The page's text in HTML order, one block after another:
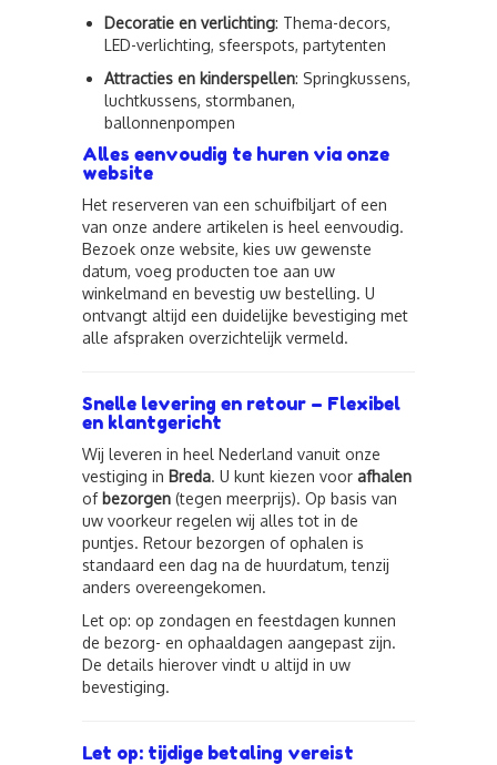
Decoratie en verlichting: Thema-decors,
LED-verlichting, sfeerspots, partytenten
Attracties en kinderspellen: Springkussens,
luchtkussens, stormbanen,
ballonnenpompen
Alles eenvoudig te huren via onze
website
Het reserveren van een schuifbiljart of een
van onze andere artikelen is heel eenvoudig.
Bezoek onze website, kies uw gewenste
datum, voeg producten toe aan uw
winkelmand en bevestig uw bestelling. U
ontvangt altijd een duidelijke bevestiging met
alle afspraken overzichtelijk vermeld.
Snelle levering en retour – Flexibel
en klantgericht
Wij leveren in heel Nederland vanuit onze
vestiging in Breda. U kunt kiezen voor afhalen
of bezorgen (tegen meerprijs). Op basis van
uw voorkeur regelen wij alles tot in de
puntjes. Retour bezorgen of ophalen is
standaard een dag na de huurdatum, tenzij
anders overeengekomen.
Let op: op zondagen en feestdagen kunnen
de bezorg- en ophaaldagen aangepast zijn.
De details hierover vindt u altijd in uw
bevestiging.
Let op: tijdige betaling vereist